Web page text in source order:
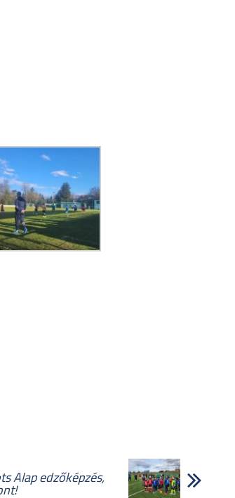
Alap edzőképzés,